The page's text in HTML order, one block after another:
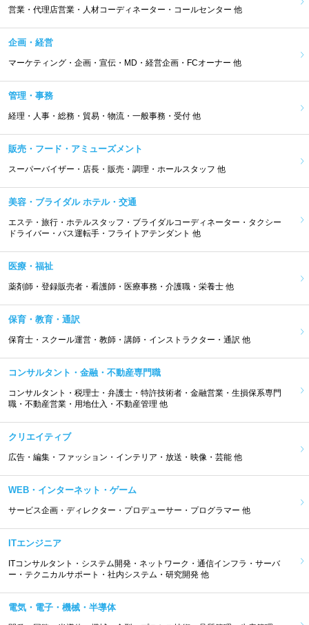
営業・代理店営業・人材コーディネーター・コールセンター 他
企画・経営
マーケティング・企画・宣伝・MD・経営企画・FCオーナー 他
管理・事務
経理・人事・総務・貿易・物流・一般事務・受付 他
販売・フード・アミューズメント
スーパーバイザー・店長・販売・調理・ホールスタッフ 他
美容・ブライダル ホテル・交通
エステ・旅行・ホテルスタッフ・ブライダルコーディネーター・タクシー
ドライバー・バス運転手・フライトアテンダント 他
医療・福祉
薬剤師・登録販売者・看護師・医療事務・介護職・栄養士 他
保育・教育・通訳
保育士・スクール運営・教師・講師・インストラクター・通訳 他
コンサルタント・金融・不動産専門職
コンサルタント・税理士・弁護士・特許技術者・金融営業・生損保系専門
職・不動産営業・用地仕入・不動産管理 他
クリエイティブ
広告・編集・ファッション・インテリア・放送・映像・芸能 他
WEB・インターネット・ゲーム
サービス企画・ディレクター・プロデューサー・プログラマー 他
ITエンジニア
ITコンサルタント・システム開発・ネットワーク・通信インフラ・サーバ
ー・テクニカルサポート・社内システム・研究開発 他
電気・電子・機械・半導体